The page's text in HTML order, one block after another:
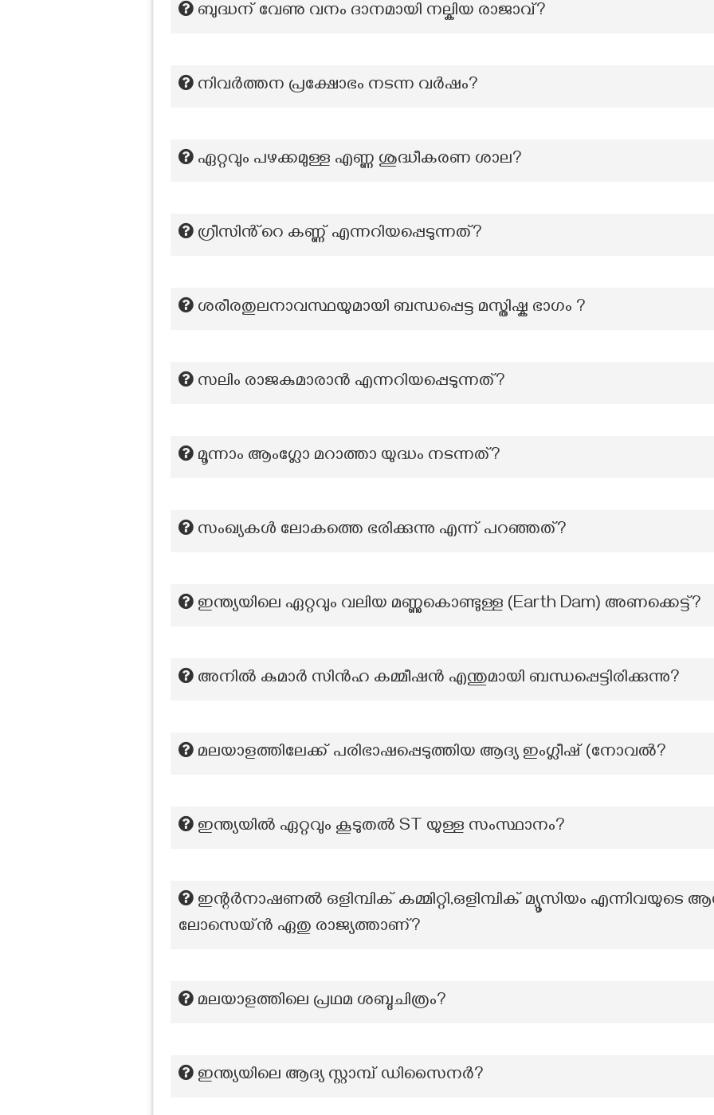
ബുദ്ധന് വേണു വനം ദാനമായി നല്കിയ രാജാവ്?
നിവർത്തന പ്രക്ഷോഭം നടന്ന വർഷം?
ഏറ്റവും പഴക്കമുള്ള എണ്ണ ശുദ്ധീകരണ ശാല?
ഗ്രീസിൻ്റെ കണ്ണ് എന്നറിയപ്പെടുന്നത്?
ശരീരതുലനാവസ്ഥയുമായി ബന്ധപ്പെട്ട മസ്തിഷ്ക ഭാഗം ?
സലിം രാജകുമാരാൻ എന്നറിയപ്പെടുന്നത്?
മൂന്നാം ആംഗ്ലോ മറാത്താ യുദ്ധം നടന്നത്?
സംഖ്യകൾ ലോകത്തെ ഭരിക്കുന്നു എന്ന് പറഞ്ഞത്?
ഇന്ത്യയിലെ ഏറ്റവും വലിയ മണ്ണുകൊണ്ടുള്ള (Earth Dam) അണക്കെട്ട്?
അനിൽ കുമാർ സിൻഹ കമ്മീഷൻ എന്തുമായി ബന്ധപ്പെട്ടിരിക്കുന്നു?
മലയാളത്തിലേക്ക് പരിഭാഷപ്പെടുത്തിയ ആദ്യ ഇംഗ്ലീഷ് (നോവല്‍?
ഇന്ത്യയിൽ ഏറ്റവും കൂടുതൽ ST യുള്ള സംസ്ഥാനം?
ഇന്റർനാഷണൽ ഒളിമ്പിക് കമ്മിറ്റി,ഒളിമ്പിക് മ്യൂസിയം എന്നിവയുടെ
ലോസെയ്ൻ ഏതു രാജ്യത്താണ്?
മലയാളത്തിലെ പ്രഥമ ശബ്ദചിത്രം?
ഇന്ത്യയിലെ ആദ്യ സ്റ്റാമ്പ് ഡിസൈനർ?